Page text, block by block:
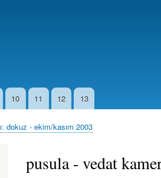
10 11 12 13
dokuz - ekim/kasım 2003
pusula - vedat